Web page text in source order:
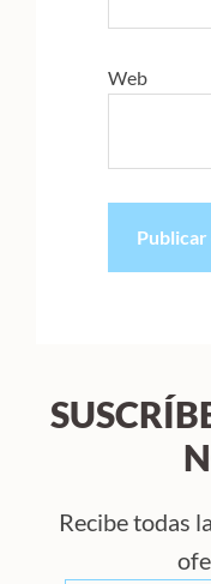
Web
Recibe todas